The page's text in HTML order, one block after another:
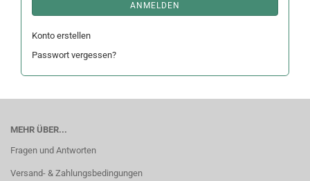
ANMELDEN
Konto erstellen
Passwort vergessen?
MEHR ÜBER...
Fragen und Antworten
Versand- & Zahlungsbedingungen